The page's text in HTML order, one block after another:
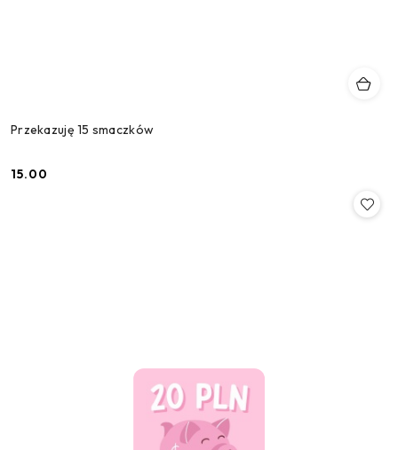
Przekazuję 15 smaczków
Cena:
15.00